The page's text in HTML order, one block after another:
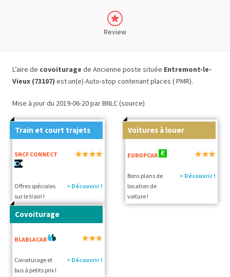
Review
L’aire de covoiturage de Ancienne poste située Entremont-le-
Vieux (73107) est un(e) Auto-stop contenant places ( PMR).
Mise à jour du 2019-06-20 par BNLC (source)
Train et court trajets
SNCF CONNECT
Offres spéciales
sur le train !
> Découvrir !
Voitures à louer
EUROPCAR
Bons plans de
location de
voiture !
> Découvrir !
Covoiturage
BLABLACAR
Covoiturage et
bus à petits prix !
> Découvrir !